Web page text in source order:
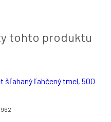
tohto produktu